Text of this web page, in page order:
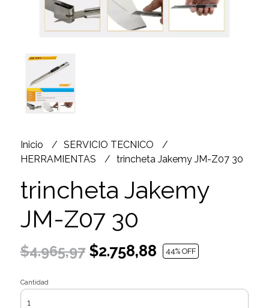
Inicio
SERVICIO TECNICO
HERRAMIENTAS
trincheta Jakemy JM-Z07 30
trincheta Jakemy
JM-Z07 30
$4.965,97$2.758,88 44% OFF
Cantidad